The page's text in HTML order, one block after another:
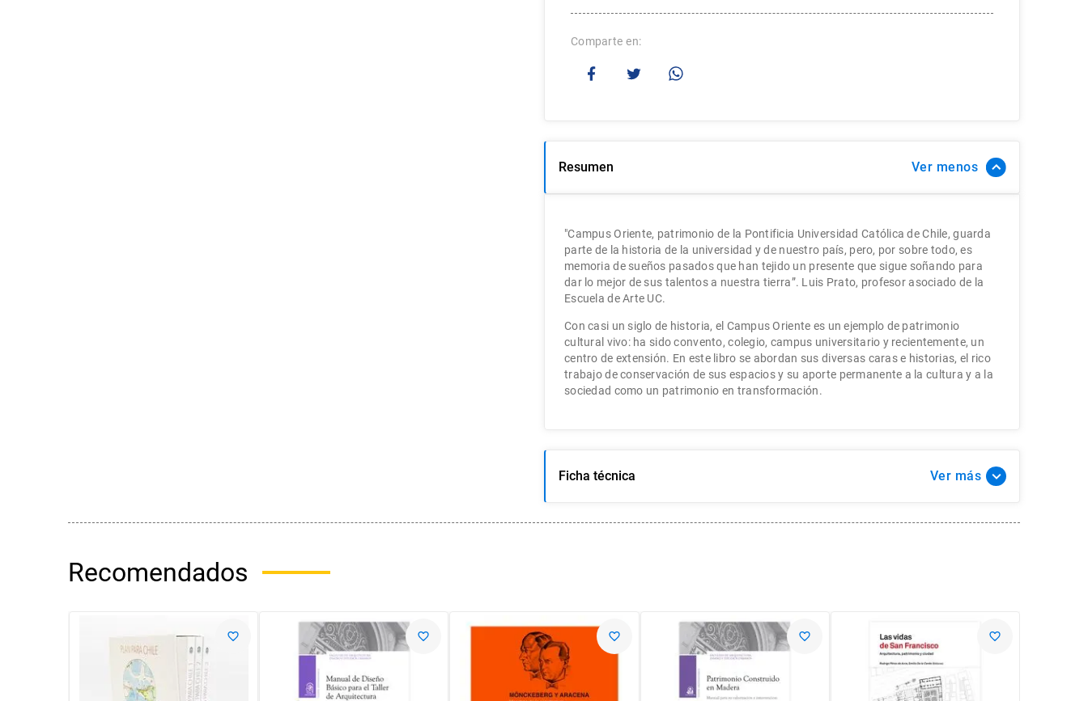
Comparte
Resumen Ver
"Campus Oriente, patrimonio de la Pontificia Universidad Católica de Chile, guarda
parte de la historia de la universidad y de nuestro país, pero, por sobre todo, es
memoria de sueños pasados que han tejido un presente que sigue soñando para
dar lo mejor de sus talentos a nuestra tierra”. Luis Prato, profesor asociado de la
Escuela de Arte UC.
Con casi un siglo de historia, el Campus Oriente es un ejemplo de patrimonio
cultural vivo: ha sido convento, colegio, campus universitario y recientemente, un
centro de extensión. En este libro se abordan sus diversas caras e historias, el rico
trabajo de conservación de sus espacios y su aporte permanente a la cultura y a la
sociedad como un patrimonio en transformación.
Ficha técnica Ver
Recomendados